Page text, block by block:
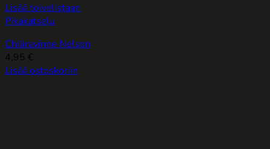
Lisää toivelistaan
Pikakatselu
Chiliravinne Nelson
4,95 €
Lisää ostoskoriin